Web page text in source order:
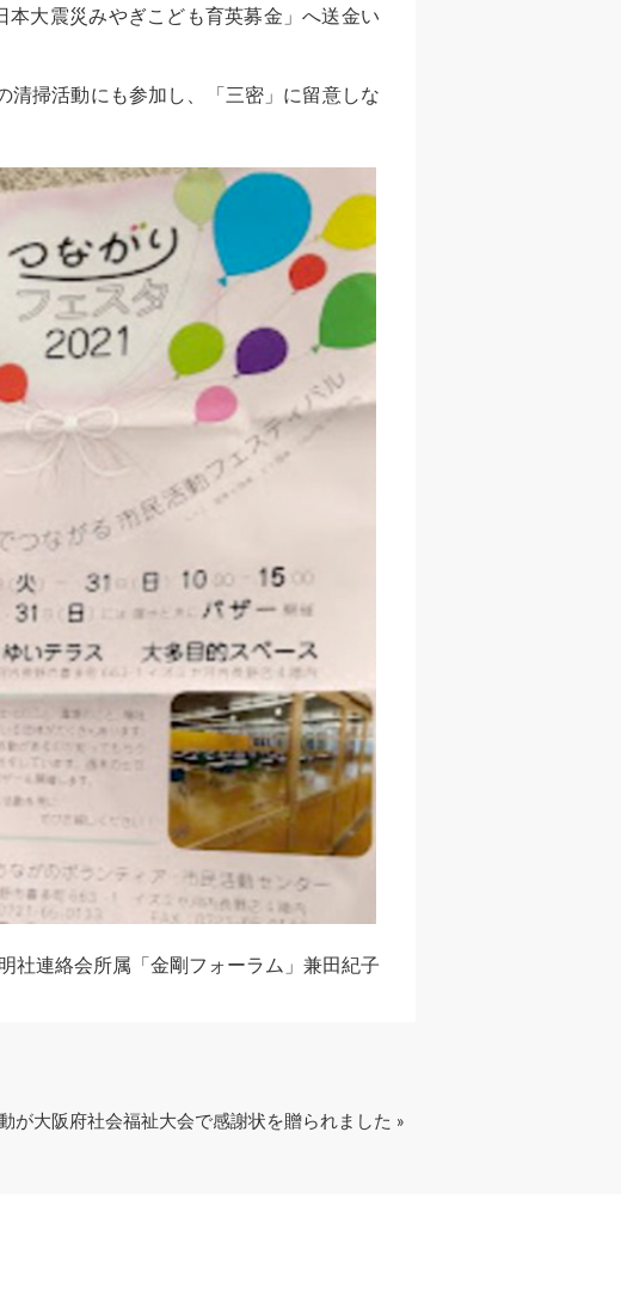
本大震災みやぎこども育英募金」へ送金い
掃活動にも参加し、「三密」に留意しな
社連絡会所属「金剛フォーラム」兼田紀子
が大阪府社会福祉大会で感謝状を贈られました »